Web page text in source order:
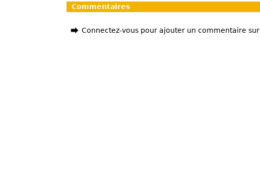
Commentaires
Connectez-vous pour ajouter un commentaire sur